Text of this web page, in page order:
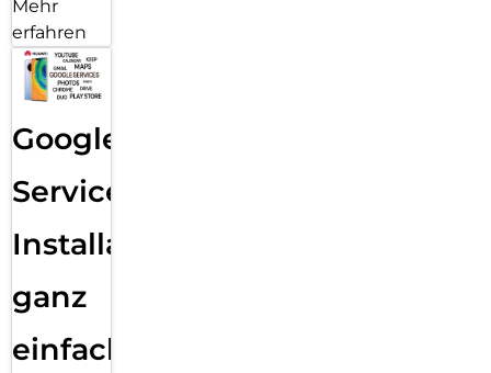
Mehr
erfahren
Google
Services
Installation
ganz
einfach